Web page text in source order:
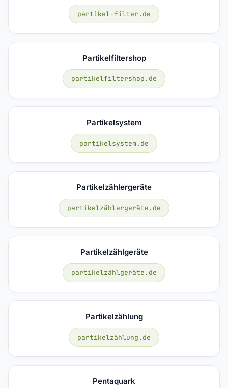
partikel-filter.de
Partikelfiltershop
partikelfiltershop.de
Partikelsystem
partikelsystem.de
Partikelzählergeräte
partikelzählergeräte.de
Partikelzählgeräte
partikelzählgeräte.de
Partikelzählung
partikelzählung.de
Pentaquark